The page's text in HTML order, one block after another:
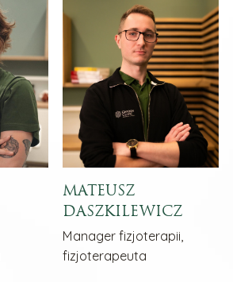
MATEUSZ
DASZKILEWICZ
Manager fizjoterapii,
fizjoterapeuta